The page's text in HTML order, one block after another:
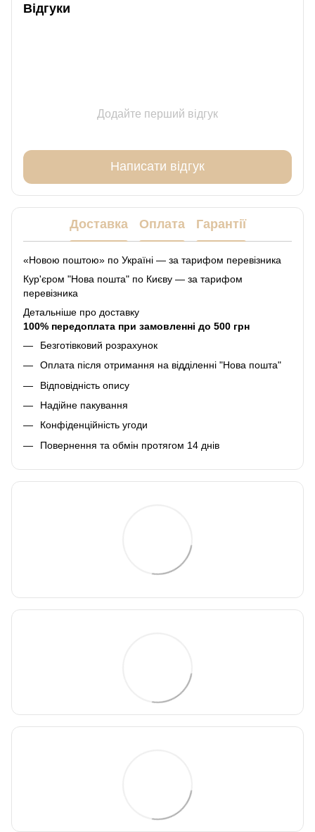
Відгуки
Додайте перший відгук
Написати відгук
Доставка Оплата Гарантії
«Новою поштою» по Україні — за тарифом перевізника
Кур'єром "Нова пошта" по Києву — за тарифом
перевізника
Детальніше про доставку
100% передоплата при замовленні до 500 грн
Безготівковий розрахунок
Оплата після отримання на відділенні "Нова пошта"
Відповідність опису
Надійне пакування
Конфіденційність угоди
Повернення та обмін протягом 14 днів